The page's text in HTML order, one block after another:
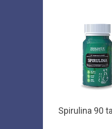
Spirulina 90